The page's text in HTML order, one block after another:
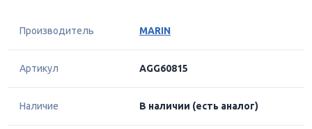
Производитель MARIN
Артикул AGG60815
Наличие В наличии (есть аналог)